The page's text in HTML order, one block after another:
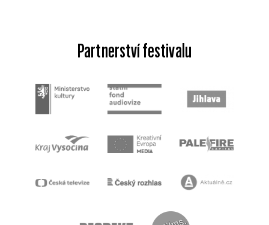
Partnerství festivalu